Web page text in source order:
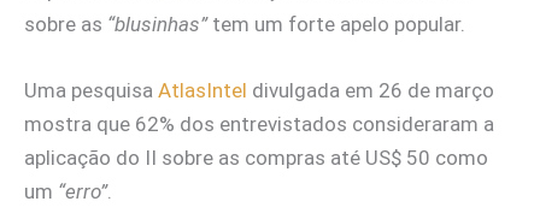
sobre as “blusinhas”tem um forte apelo popular.
Uma pesquisa AtlasIntel divulgada em 26 de março
mostra que 62% dos entrevistados consideraram a
aplicação do II sobre as compras até US$ 50 como
um “erro”.